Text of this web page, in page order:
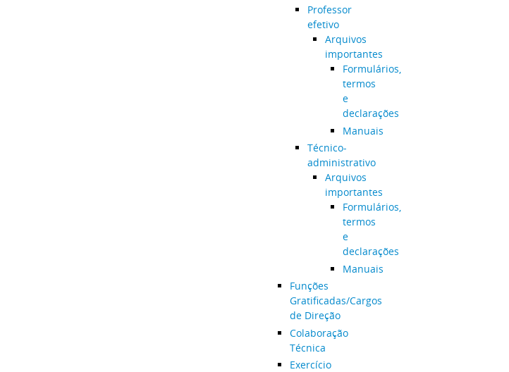
Professor
efetivo
Arquivos
importantes
Formulários,
termos
e
declarações
Manuais
Técnico-
administrativo
Arquivos
importantes
Formulários,
termos
e
declarações
Manuais
Funções
Gratificadas/Cargos
de Direção
Colaboração
Técnica
Exercício